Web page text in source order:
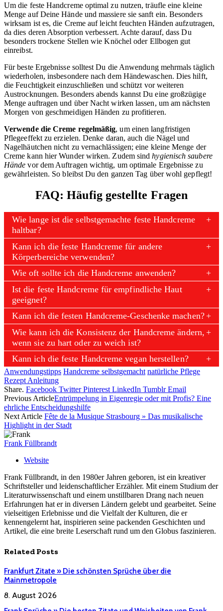
Um die feste Handcreme optimal zu nutzen, träufle eine kleine
Menge auf Deine Hände und massiere sie sanft ein. Besonders
wirksam ist es, die Creme auf leicht feuchten Händen aufzutragen,
da dies deren Absorption verbessert. Achte darauf, dass Du
besonders trockene Stellen wie Knöchel oder Ellbogen gut
einreibst.
Für beste Ergebnisse solltest Du die Anwendung mehrmals täglich
wiederholen, insbesondere nach dem Händewaschen. Dies hilft,
die Feuchtigkeit einzuschließen und schützt vor weiteren
Austrocknungen. Besonders abends kannst Du eine großzügige
Menge auftragen und über Nacht wirken lassen, um am nächsten
Morgen von geschmeidigen Händen zu profitieren.
Verwende die Creme regelmäßig, um einen langfristigen
Pflegeeffekt zu erzielen. Denke daran, auch die Nägel und
Nagelhäutchen nicht zu vernachlässigen; eine kleine Menge der
Creme kann hier Wunder wirken. Zudem sindhygienisch saubere
Hände vor dem Auftragen wichtig, um optimale Ergebnisse zu
gewährleisten. So bleibst Du den ganzen Tag über wohl gepflegt!
FAQ: Häufig gestellte Fragen
Wie lange ist die selbstgemachte feste Handcreme
haltbar?
Kann ich die feste Handcreme für andere
Körperbereiche verwenden?
Wie oft sollte ich die Handcreme anwenden?
Ist die feste Handcreme für empfindliche Haut
geeignet?
Kann ich die festen Handcreme-Geschenke machen?
Wie kann ich die Konsistenz der Handcreme ändern,
wenn sie zu hart oder zu weich ist?
Kann ich die feste Handcreme vegan herstellen?
Anwendungstipps Handcreme selbstgemacht natürliche Pflege
Rezept Anleitung
Share. Facebook Twitter Pinterest LinkedIn Tumblr Email
Previous ArticleEntrümpelung in Eigenregie oder mit Profis? Eine
ehrliche Entscheidungshilfe
Next Article Fête de la Musique Strasbourg » Das musikalische
Highlight in der Stadt
Frank Füllbrandt
Website
Frank Füllbrandt, in den 1980er Jahren geboren, ist ein kreativer
Schriftsteller und leidenschaftlicher Erzähler. Mit einem Studium der
Literaturwissenschaft und einem unstillbaren Drang nach neuen
Erfahrungen hat er in diversen Ländern gelebt und gearbeitet. Seine
vielseitigen Erlebnisse und die Vielfalt der Kulturen, die er
kennengelernt hat, inspirieren seine packenden Geschichten und
Artikel, die eine breite Leserschaft rund um den Globus faszinieren.
Related Posts
Frankfurt Zitate » Die schönsten Sprüche über die
Mainmetropole
8. August 2026